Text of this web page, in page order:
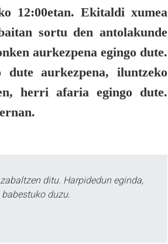
12:00etan. Ekitaldi xumea
sortu den antolakunde
aurkezpena egingo dute.
aurkezpena, iluntzeko
herri afaria egingo dute.
ditu. Harpidedun eginda,
duzu.